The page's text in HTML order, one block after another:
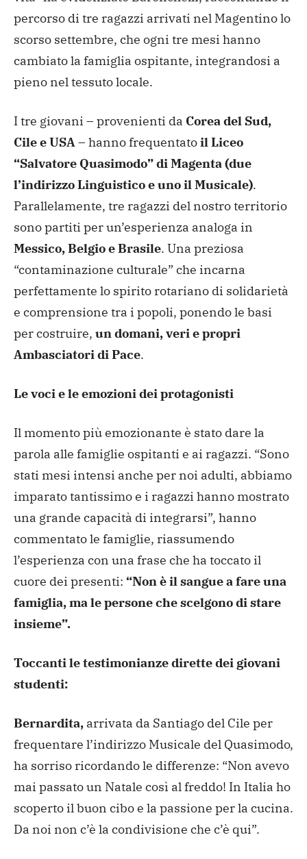
percorso di tre ragazzi arrivati nel Magentino lo
scorso settembre, che ogni tre mesi hanno
cambiato la famiglia ospitante, integrandosi a
pieno nel tessuto locale.
I tre giovani – provenienti da Corea del Sud,
Cile e USA– hanno frequentatoil Liceo
“Salvatore Quasimodo” di Magenta (due
l’indirizzo Linguistico e uno il Musicale).
Parallelamente, tre ragazzi del nostro territorio
sono partiti per un’esperienza analoga in
Messico, Belgio e Brasile. Una preziosa
“contaminazione culturale” che incarna
perfettamente lo spirito rotariano di solidarietà
e comprensione tra i popoli, ponendo le basi
per costruire, un domani, veri e propri
Ambasciatori di Pace.
Le voci e le emozioni dei protagonisti
Il momento più emozionante è stato dare la
parola alle famiglie ospitanti e ai ragazzi. “Sono
stati mesi intensi anche per noi adulti, abbiamo
imparato tantissimo e i ragazzi hanno mostrato
una grande capacità di integrarsi”, hanno
commentato le famiglie, riassumendo
l’esperienza con una frase che ha toccato il
cuore dei presenti: “Non è il sangue a fare una
famiglia, ma le persone che scelgono di stare
insieme”.
Toccanti le testimonianze dirette dei giovani
studenti:
Bernardita, arrivata da Santiago del Cile per
frequentare l’indirizzo Musicale del Quasimodo,
ha sorriso ricordando le differenze: “Non avevo
mai passato un Natale così al freddo! In Italia ho
scoperto il buon cibo e la passione per la cucina.
Da noi non c’è la condivisione che c’è qui”.